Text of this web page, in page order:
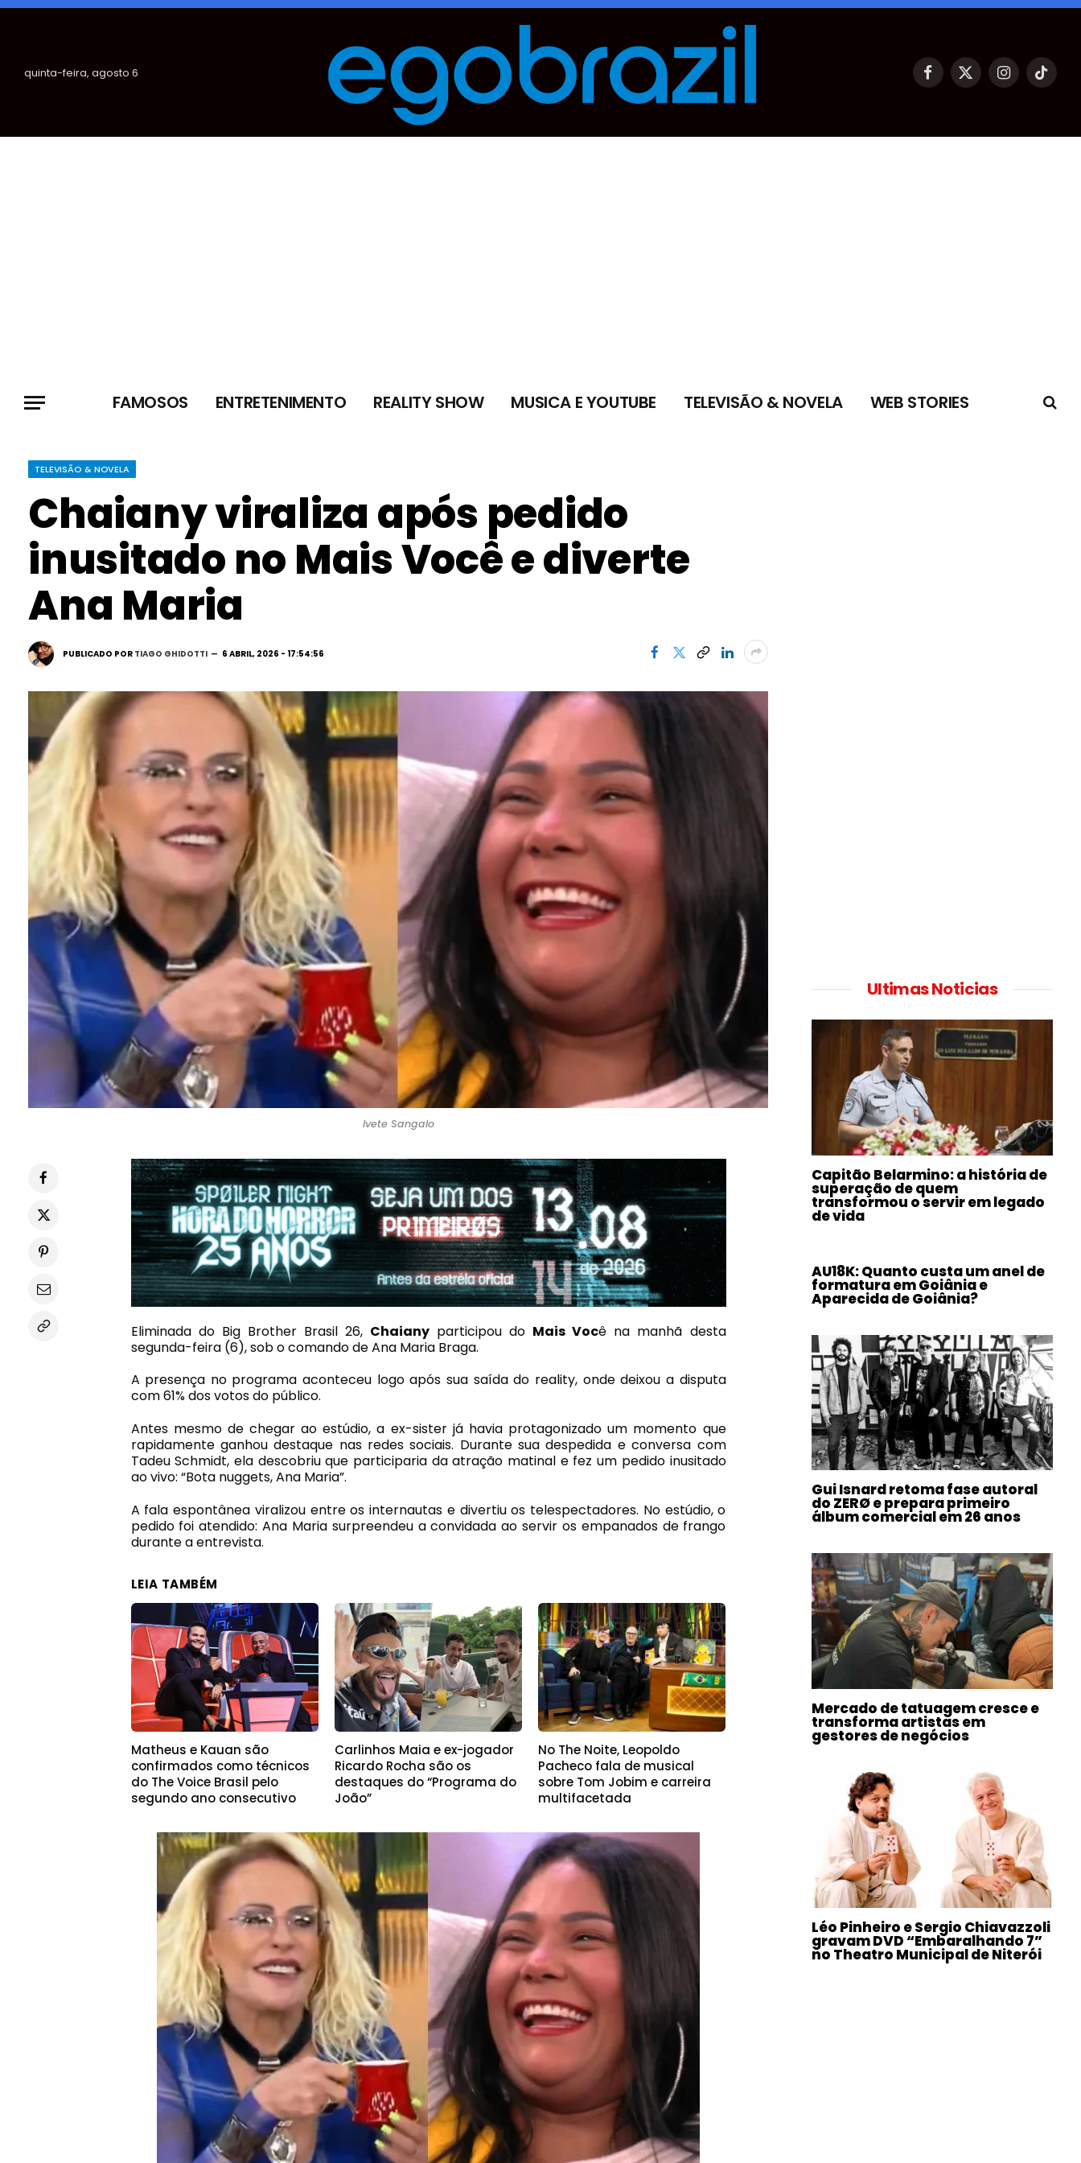
quinta-feira, agosto 6 Facebook
X
Instagram
TikTok
FAMOSOS ENTRETENIMENTO REALITY SHOW MUSICA E YOUTUBE TELEVISÃO & NOVELA WEB STORIES
TELEVISÃO & NOVELA
Chaiany viraliza após pedido
inusitado no Mais Você e diverte
Ana Maria
PUBLICADO POR TIAGO GHIDOTTI 6 ABRIL, 2026 - 17:54:56
Ivete Sangalo
Eliminada do Big Brother Brasil 26, Chaianyparticipou do Mais Você na manhã desta
segunda-feira (6), sob o comando deAna Maria Braga.
A presença no programa aconteceu logo após sua saída do reality, onde deixou a disputa
com 61% dos votos do público.
Antes mesmo de chegar ao estúdio, a ex-sister já havia protagonizado um momento que
rapidamente ganhou destaque nas redes sociais. Durante sua despedida e conversa com
Tadeu Schmidt, ela descobriu que participaria da atração matinal e fez um pedido inusitado
ao vivo: “Bota nuggets, Ana Maria”.
A fala espontânea viralizou entre os internautas e divertiu os telespectadores. No estúdio, o
pedido foi atendido: Ana Maria surpreendeu a convidada ao servir os empanados de frango
durante a entrevista.
LEIA TAMBÉM
Matheus e Kauan são
confirmados como técnicos
do The Voice Brasil pelo
segundo ano consecutivo
Carlinhos Maia e ex-jogador
Ricardo Rocha são os
destaques do “Programa do
João”
No The Noite, Leopoldo
Pacheco fala de musical
sobre Tom Jobim e carreira
multifacetada
Ultimas Noticias
Capitão Belarmino: a história de
superação de quem
transformou o servir em legado
de vida
AU18K: Quanto custa um anel de
formatura em Goiânia e
Aparecida de Goiânia?
Gui Isnard retoma fase autoral
do ZERØ e prepara primeiro
álbum comercial em 26 anos
Mercado de tatuagem cresce e
transforma artistas em
gestores de negócios
Léo Pinheiro e Sergio Chiavazzoli
gravam DVD “Embaralhando 7”
no Theatro Municipal de Niterói